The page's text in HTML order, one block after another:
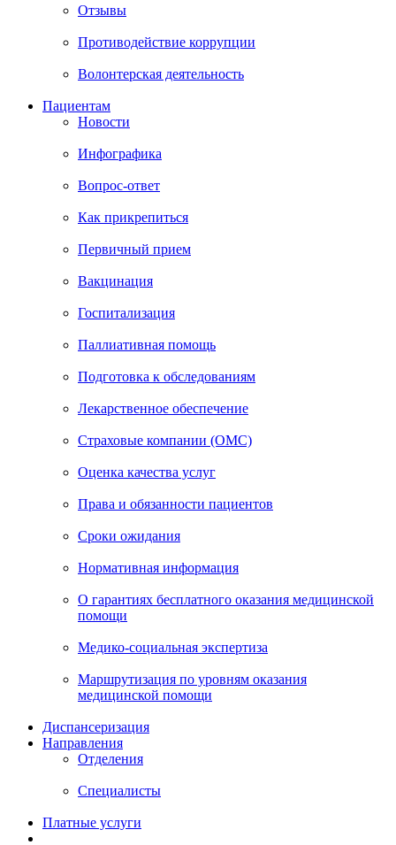
Отзывы
Противодействие коррупции
Волонтерская деятельность
Пациентам
Новости
Инфографика
Вопрос-ответ
Как прикрепиться
Первичный прием
Вакцинация
Госпитализация
Паллиативная помощь
Подготовка к обследованиям
Лекарственное обеспечение
Страховые компании (ОМС)
Оценка качества услуг
Права и обязанности пациентов
Сроки ожидания
Нормативная информация
О гарантиях бесплатного оказания медицинской
помощи
Медико-социальная экспертиза
Маршрутизация по уровням оказания
медицинской помощи
Диспансеризация
Направления
Отделения
Специалисты
Платные услуги